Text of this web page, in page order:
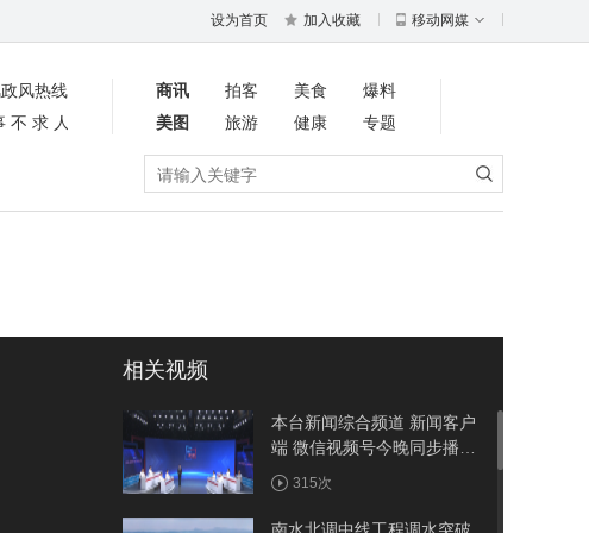
设为首页 加入收藏 移动网媒
风热线
不求人
商讯 拍客 美食
爆料
美图
旅游 健康
专题
相关视频
本台新闻综合频道 新闻客户
端 微信视频号今晚同步播出
《周五面对面》聚焦竹溪：
建强省际节点县 做优农旅大
文章
315次